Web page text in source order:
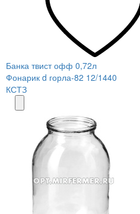
Банка твист офф 0,72л
Фонарик d горла-82 12/1440
КСТЗ